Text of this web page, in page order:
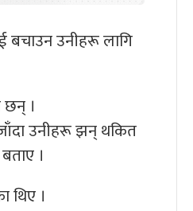
बचाउन उनीहरू लागि
छन् ।
उनीहरू झन् थकित
।
थिए ।